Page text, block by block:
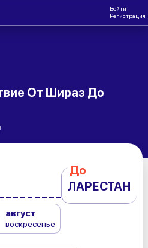
Войти
Регистрация
От Шираз До
До
ЛАРЕСТАН
август
воскресенье